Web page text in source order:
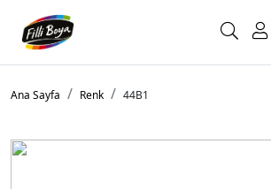
Ana Sayfa Renk 44B1